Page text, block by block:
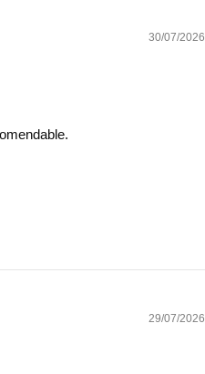
30/07/2026
29/07/2026